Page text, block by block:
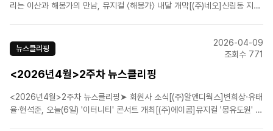
리는 이산과 해몽가의 만남, 뮤지컬 〈해몽가〉 내달 개막[(주)네오]신림동 지하
스키’ 6월 개..
뉴스클리핑
2026-04-09
조회수 771
<2026년4월>2주차 뉴스클리핑
<2026년4월>2주차 뉴스클리핑➤ 회원사 소식[(주)알앤디웍스]변희상·유태
율·현석준, 오늘(6일) '이터니티' 콘서트 개최[(주)에이콤]뮤지컬 '몽유도원' 샤